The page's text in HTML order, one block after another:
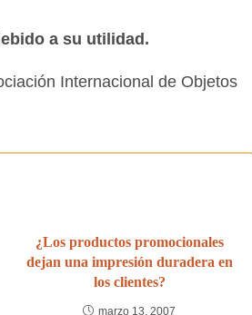
a su utilidad.
Internacional de Objetos
¿Los productos promocionales
dejan una impresión duradera en
los clientes?
marzo 13, 2007